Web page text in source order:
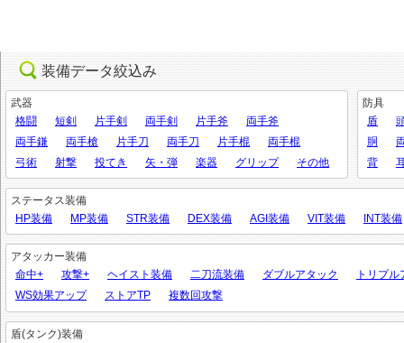
装備データ絞込み
武器
格闘
短剣 片手剣 両手剣 片手斧
両手斧
両手鎌
両手槍 片手刀 両手刀 片手棍
両手棍
弓術
射撃 投てき 矢・弾 楽器 グリップ その他
防具
盾
胴
背
ステータス装備
HP装備
MP装備 STR装備 DEX装備 AGI装備 VIT装備 INT装備
アタッカー装備
命中+
攻撃+ ヘイスト装備 二刀流装備 ダブルアタック
トリプル
WS効果アップ
ストアTP 複数回攻撃
盾(タンク)装備